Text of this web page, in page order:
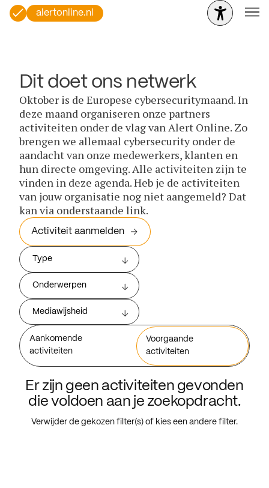
alertonline.nl
Dit doet ons netwerk
Oktober is de Europese cybersecuritymaand. In
deze maand organiseren onze partners
activiteiten onder de vlag van Alert Online. Zo
brengen we allemaal cybersecurity onder de
aandacht van onze medewerkers, klanten en
hun directe omgeving. Alle activiteiten zijn te
vinden in deze agenda. Heb je de activiteiten
van jouw organisatie nog niet aangemeld? Dat
kan via onderstaande link.
Activiteit aanmelden
Type
Onderwerpen
Mediawijsheid
Aankomende
activiteiten
Voorgaande
activiteiten
Er zijn geen activiteiten gevonden
die voldoen aan je zoekopdracht.
Verwijder de gekozen filter(s) of kies een andere filter.